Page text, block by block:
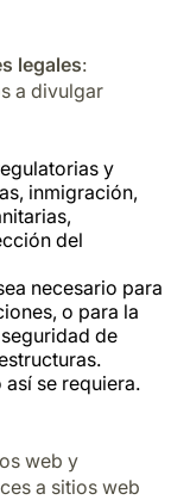
legales:
a divulgar
y
inmigración,
del
necesario para
o para la
de
se requiera.
web y
a sitios web